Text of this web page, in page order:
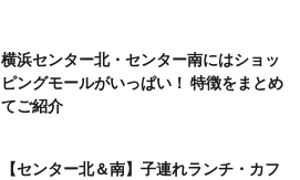
横浜センター北・センター南にはショッ
ピングモールがいっぱい！ 特徴をまとめ
てご紹介
【センター北＆南】子連れランチ・カフ